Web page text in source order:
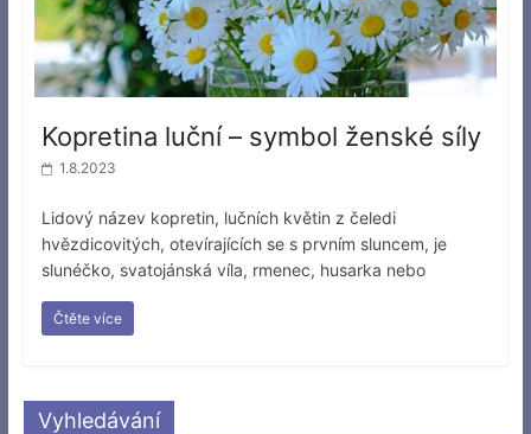
Kopretina luční – symbol ženské síly
1.8.2023
Lidový název kopretin, lučních květin z čeledi
hvězdicovitých, otevírajících se s prvním sluncem, je
slunéčko, svatojánská víla, rmenec, husarka nebo
Čtěte více
Vyhledávání